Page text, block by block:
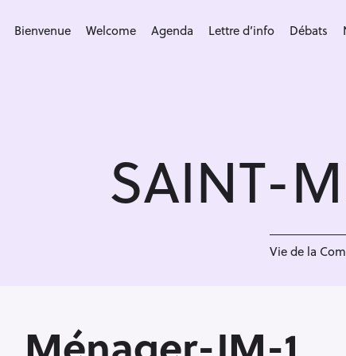
Bienvenue Welcome Agenda Lettre d’info Débats
SAINT-
Vie de la